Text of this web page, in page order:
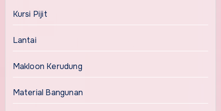
Kursi Pijit
Lantai
Makloon Kerudung
Material Bangunan